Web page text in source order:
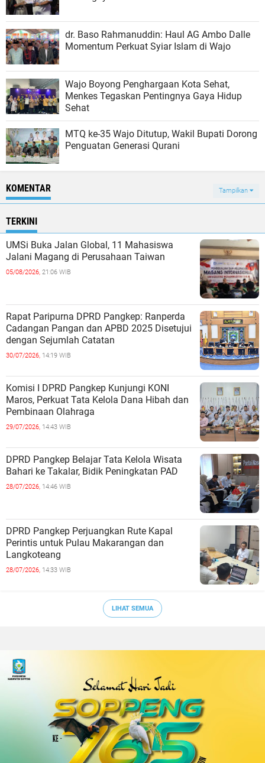
dr. Baso Rahmanuddin: Haul AG Ambo Dalle
Momentum Perkuat Syiar Islam di Wajo
Wajo Boyong Penghargaan Kota Sehat,
Menkes Tegaskan Pentingnya Gaya Hidup
Sehat
MTQ ke-35 Wajo Ditutup, Wakil Bupati Dorong
Penguatan Generasi Qurani
KOMENTAR Tampilkan
TERKINI
UMSi Buka Jalan Global, 11 Mahasiswa
Jalani Magang di Perusahaan Taiwan
05/08/2026, 21:06 WIB
Rapat Paripurna DPRD Pangkep: Ranperda
Cadangan Pangan dan APBD 2025 Disetujui
dengan Sejumlah Catatan
30/07/2026, 14:19 WIB
Komisi I DPRD Pangkep Kunjungi KONI
Maros, Perkuat Tata Kelola Dana Hibah dan
Pembinaan Olahraga
29/07/2026, 14:43 WIB
DPRD Pangkep Belajar Tata Kelola Wisata
Bahari ke Takalar, Bidik Peningkatan PAD
28/07/2026, 14:46 WIB
DPRD Pangkep Perjuangkan Rute Kapal
Perintis untuk Pulau Makarangan dan
Langkoteang
28/07/2026, 14:33 WIB
LIHAT SEMUA